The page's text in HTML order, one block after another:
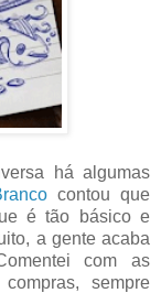
há algumas
contou que
é tão básico e
a gente acaba
com as
sempre